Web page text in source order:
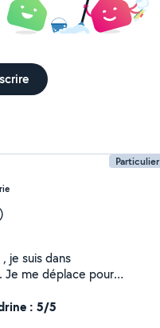
Particulier
je suis dans
Je me déplace pour
j'adore la maçonnerie ,
: 5/5